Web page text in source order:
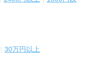
30万円以上